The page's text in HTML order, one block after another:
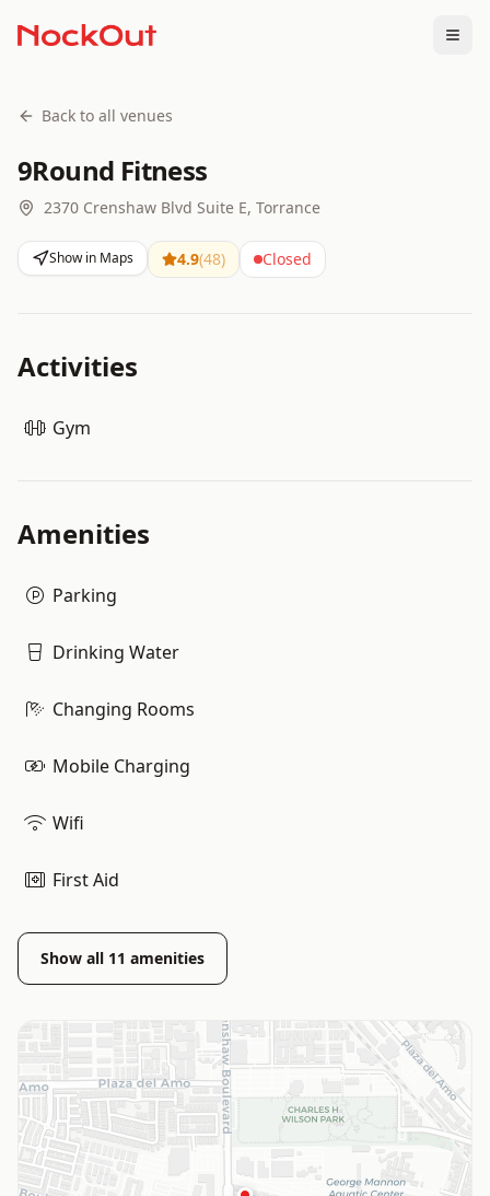
Back to all venues
9Round Fitness
2370 Crenshaw Blvd Suite E, Torrance
Show in Maps 4.9(48) Closed
Activities
Gym
Amenities
Parking
Drinking Water
Changing Rooms
Mobile Charging
Wifi
First Aid
Show all 11 amenities